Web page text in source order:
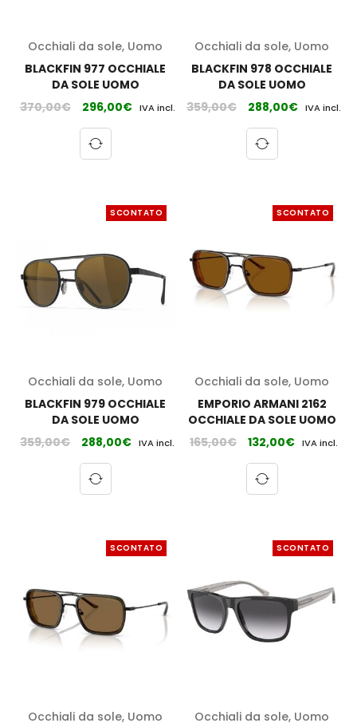
Occhiali da sole, Uomo
BLACKFIN 977 OCCHIALE
DA SOLE UOMO
370,00€ 296,00€ IVA incl.
Occhiali da sole, Uomo
BLACKFIN 978 OCCHIALE
DA SOLE UOMO
359,00€ 288,00€ IVA incl.
SCONTATO
Occhiali da sole, Uomo
BLACKFIN 979 OCCHIALE
DA SOLE UOMO
359,00€ 288,00€ IVA incl.
SCONTATO
Occhiali da sole, Uomo
EMPORIO ARMANI 2162
OCCHIALE DA SOLE UOMO
165,00€ 132,00€ IVA incl.
SCONTATO
Occhiali da sole, Uomo
SCONTATO
Occhiali da sole, Uomo